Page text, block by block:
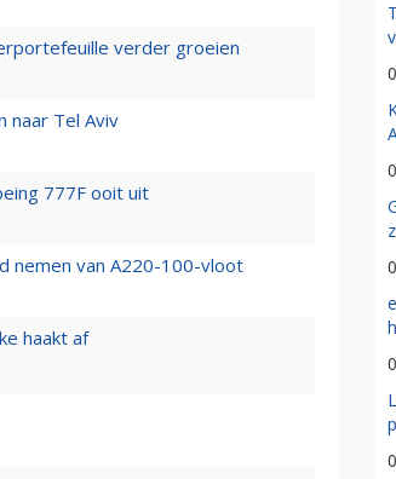
verder groeien
naar Tel Aviv
777F ooit uit
nemen van A220-100-vloot
haakt af